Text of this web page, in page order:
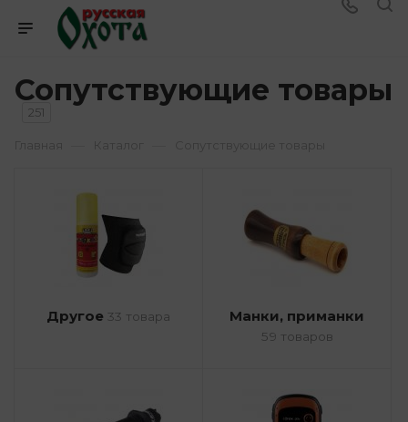
Сопутствующие товары
251
Другое 33 товара Манки, приманки
59 товаров